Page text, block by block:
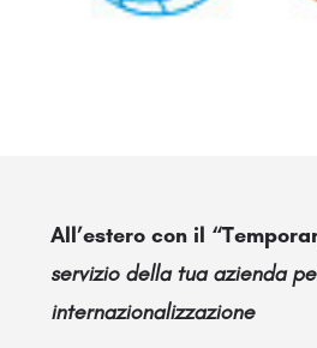
All’estero con il “
servizio della tua azienda
internazionalizzazione